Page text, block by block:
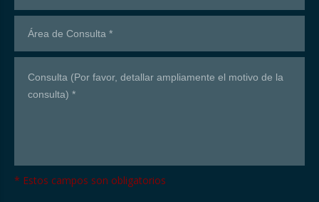
* Estos campos son obligatorios